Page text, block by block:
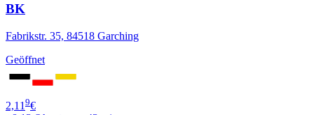
BK
Fabrikstr. 35, 84518 Garching
Geöffnet
2,11 9€